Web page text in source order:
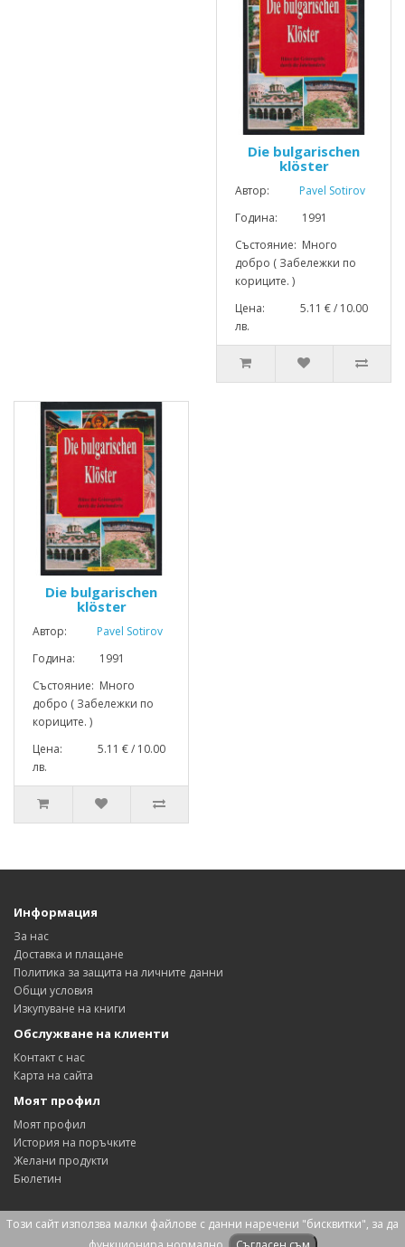
Die bulgarischen
klöster
Автор:
Pavel Sotirov
Година: 1991
Състояние: Много
добро ( Забележки по
кориците. )
Цена: 5.11 € / 10.00
лв.
Die bulgarischen
klöster
Автор:
Pavel Sotirov
Година: 1991
Състояние: Много
добро ( Забележки по
кориците. )
Цена: 5.11 € / 10.00
лв.
Този сайт използва малки файлове с данни наречени "бисквитки", за да
Информация
За нас
Доставка и плащане
Политика за защита на личните данни
Общи условия
Изкупуване на книги
Обслужване на клиенти
Контакт с нас
Карта на сайта
Моят профил
Моят профил
История на поръчките
Желани продукти
Бюлетин
Антикварна книжарница "Мусала" © 2026